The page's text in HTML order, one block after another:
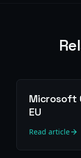
Microsoft
EU
Read article